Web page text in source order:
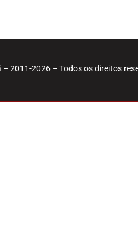
2011-2026 – Todos os direitos